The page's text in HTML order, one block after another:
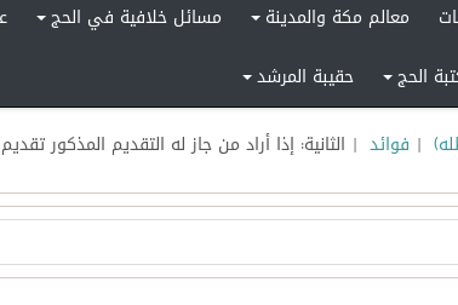
معالم مكة والمدينة مسائل خلافية في الحج
الحج حقيبة المرشد
| فوائد | الثانية: إذا أراد من جاز له التقديم المذكور